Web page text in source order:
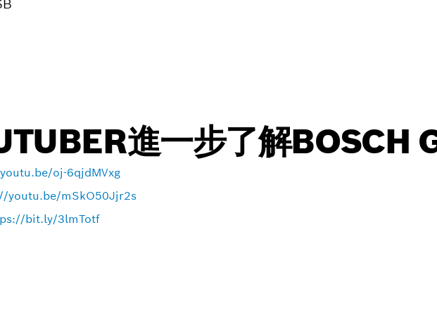
進一步了解BOSCH
oj-6qjdMVxg
youtu.be/mSkO50Jjr2s
bit.ly/3lmTotf